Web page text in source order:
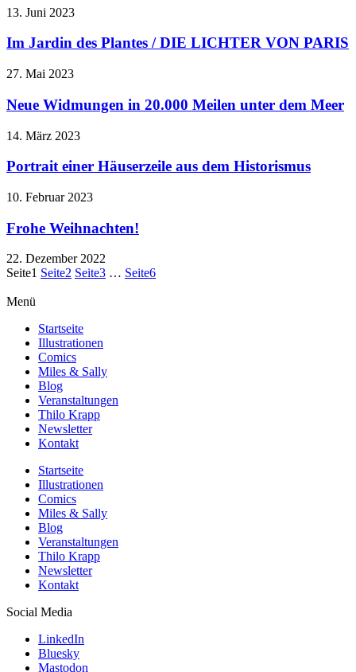
13. Juni 2023
Im Jardin des Plantes / DIE LICHTER VON PARIS
27. Mai 2023
Neue Widmungen in 20.000 Meilen unter dem Meer
14. März 2023
Portrait einer Häuserzeile aus dem Historismus
10. Februar 2023
Frohe Weihnachten!
22. Dezember 2022
Seite1 Seite2 Seite3 … Seite6
Menü
Startseite
Illustrationen
Comics
Miles & Sally
Blog
Veranstaltungen
Thilo Krapp
Newsletter
Kontakt
Startseite
Illustrationen
Comics
Miles & Sally
Blog
Veranstaltungen
Thilo Krapp
Newsletter
Kontakt
Social Media
LinkedIn
Bluesky
Mastodon